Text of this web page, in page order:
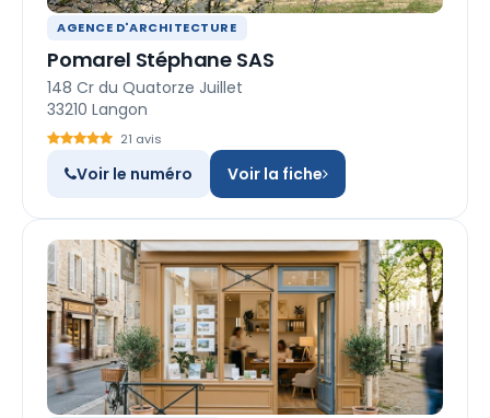
AGENCE D'ARCHITECTURE
Pomarel Stéphane SAS
148 Cr du Quatorze Juillet
33210 Langon
21 avis
Voir le numéro Voir la fiche